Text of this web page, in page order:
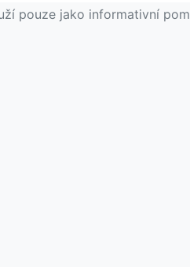
pouze jako informativní